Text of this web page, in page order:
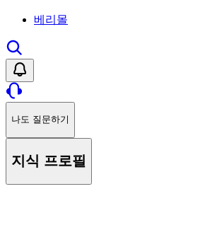
베리몰
나도 질문하기
지식 프로필